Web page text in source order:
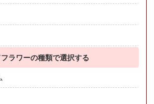
ラワーの種類で選択する